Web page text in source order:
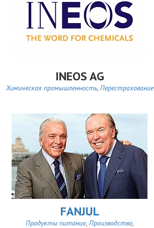
INEOS AG
Химическая промышленность, Перестрахование
FANJUL
Продукты питания, Производство,